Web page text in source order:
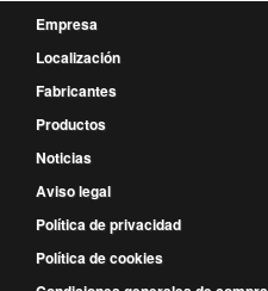
Empresa
Localización
Fabricantes
Productos
Noticias
Aviso legal
Política de privacidad
Política de cookies